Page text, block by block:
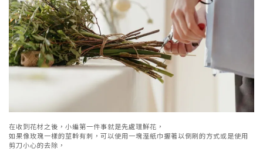
在收到花材之後，小編第一件事就是先處理鮮花，
如果像玫瑰一樣的莖幹有刺，可以使用一塊溼紙巾握著以倒刷的方式或是使用
剪刀小心的去除，